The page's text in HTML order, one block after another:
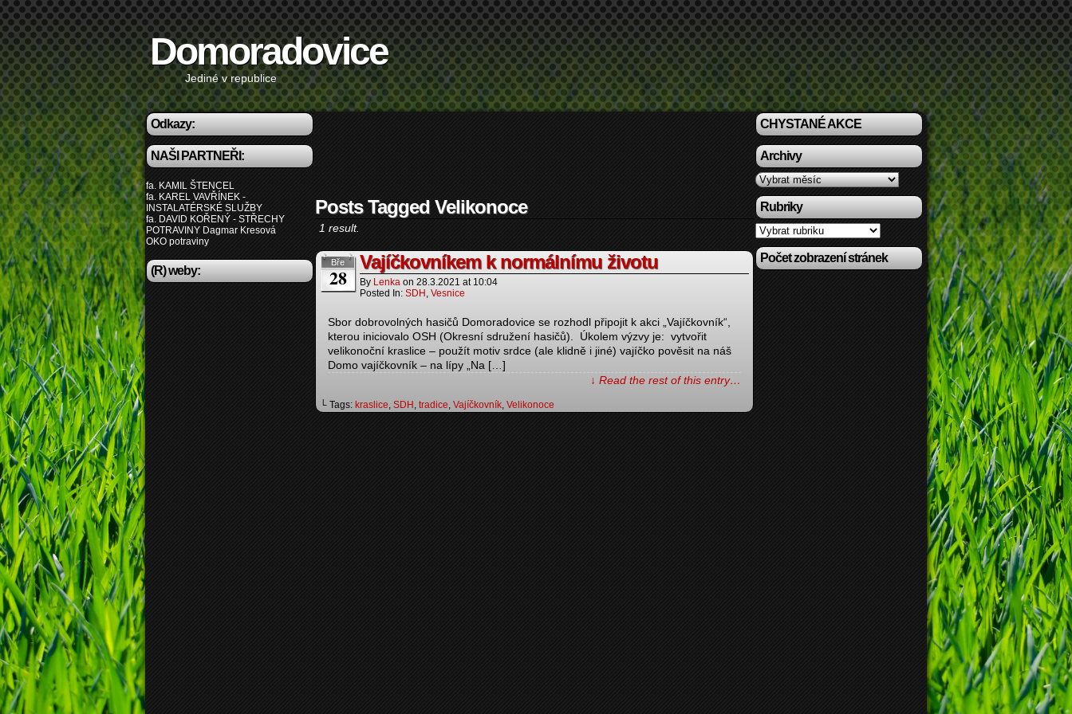
Domoradovice
Jediné v republice
Odkazy:
NAŠI PARTNEŘI:
fa. KAMIL ŠTENCEL
fa. KAREL VAVŘÍNEK -
INSTALATÉRSKÉ SLUŽBY
fa. DAVID KOŘENÝ - STŘECHY
POTRAVINY Dagmar Kresová
OKO potraviny
(R) weby:
Posts Tagged Velikonoce
1 result.
Bře
28
Vajíčkovníkem k normálnímu životu
By Lenka on 28.3.2021 at 10:04
Posted In: SDH , Vesnice
Sbor dobrovolných hasičů Domoradovice se rozhodl připojit k akci „Vajíčkovník“,
kterou iniciovalo OSH (Okresní sdružení hasičů). Úkolem výzvy je: vytvořit
velikonoční kraslice – použít motiv srdce (ale klidně i jiné) vajíčko pověsit na náš
Domo vajíčkovník – na lípy „Na […]
↓ Read the rest of this entry…
└ Tags: kraslice, SDH , tradice, Vajíčkovník, Velikonoce
CHYSTANÉ AKCE
Archivy
Archivy
Rubriky
Rubriky
Počet zobrazení stránek